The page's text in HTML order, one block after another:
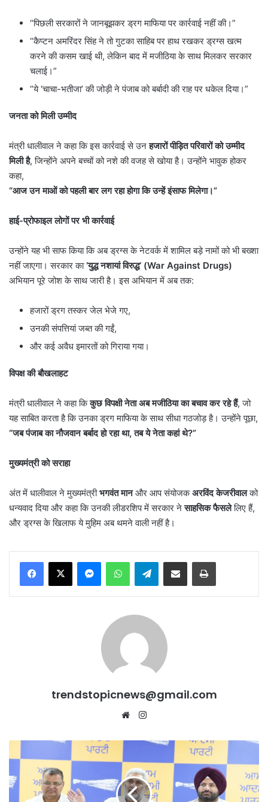
“पिछली सरकारों ने जानबूझकर ड्रग माफिया पर कार्रवाई नहीं की।”
“कैप्टन अमरिंदर सिंह ने तो गुटका साहिब पर हाथ रखकर ड्रग्स खत्म
करने की कसम खाई थी, लेकिन बाद में मजीठिया के साथ मिलकर सरकार
चलाई।”
“ये ‘चाचा-भतीजा’ की जोड़ी ने पंजाब को बर्बादी की राह पर धकेल दिया।”
जनता को मिली उम्मीद
मंत्री धालीवाल ने कहा कि इस कार्रवाई से उनहजारों पीड़ित परिवारों को उम्मीद
मिली है, जिन्होंने अपने बच्चों को नशे की वजह से खोया है। उन्होंने भावुक होकर
कहा,
“आज उन माओं को पहली बार लग रहा होगा कि उन्हें इंसाफ मिलेगा।”
हाई-प्रोफाइल लोगों पर भी कार्रवाई
उन्होंने यह भी साफ किया कि अब ड्रग्स के नेटवर्क में शामिल बड़े नामों को भी बख्शा
नहीं जाएगा। सरकार का‘युद्ध नशायां विरुद्ध‘ (War Against Drugs)
अभियान पूरे जोश के साथ जारी है। इस अभियान में अब तक:
हजारों ड्रग तस्कर जेल भेजे गए,
उनकी संपत्तियां जब्त की गईं,
और कई अवैध इमारतों को गिराया गया।
विपक्ष की बौखलाहट
मंत्री धालीवाल ने कहा किकुछ विपक्षी नेता अब मजीठिया का बचाव कर रहे हैं, जो
यह साबित करता है कि उनका ड्रग माफिया के साथ सीधा गठजोड़ है। उन्होंने पूछा,
“जब पंजाब का नौजवान बर्बाद हो रहा था,तब ये नेता कहां थे?”
मुख्यमंत्री को सराहा
अंत में धालीवाल ने मुख्यमंत्रीभगवंत मानऔर आप संयोजकअरविंद केजरीवालको
धन्यवाद दिया और कहा कि उनकी लीडरशिप में सरकार नेसाहसिक फैसलेलिए हैं,
और ड्रग्स के खिलाफ ये मुहिम अब थमने वाली नहीं है।
MessengerWhatsAppTelegramShare via Email Print
trendstopicnews@gmail.com
Website
के
बड़ी